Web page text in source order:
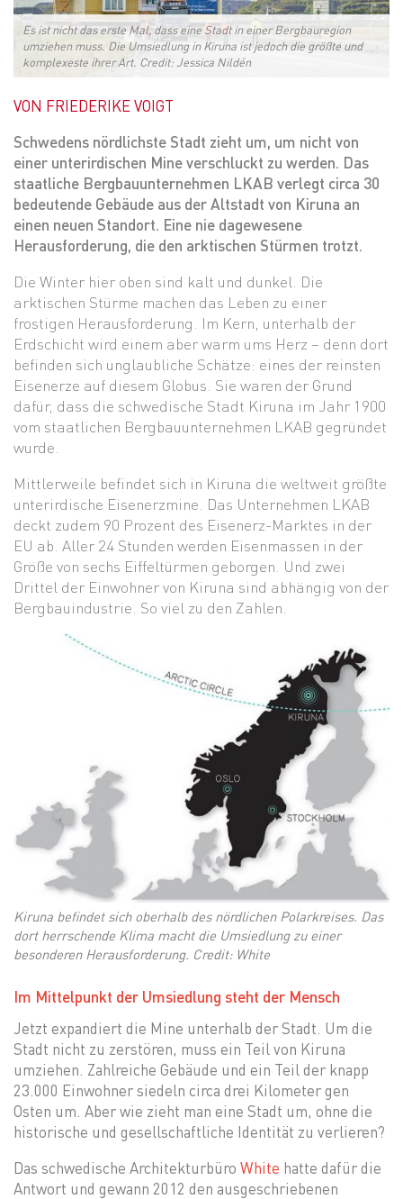
Es ist nicht das erste Mal, dass eine Stadt in einer Bergbauregion
umziehen muss. Die Umsiedlung in Kiruna ist jedoch die größte und
komplexeste ihrer Art. Credit: Jessica Nildén
VON FRIEDERIKE VOIGT
Schwedens nördlichste Stadt zieht um, um nicht von
einer unterirdischen Mine verschluckt zu werden. Das
staatliche Bergbauunternehmen LKAB verlegt circa 30
bedeutende Gebäude aus der Altstadt von Kiruna an
einen neuen Standort. Eine nie dagewesene
Herausforderung, die den arktischen Stürmen trotzt.
Die Winter hier oben sind kalt und dunkel. Die
arktischen Stürme machen das Leben zu einer
frostigen Herausforderung. Im Kern, unterhalb der
Erdschicht wird einem aber warm ums Herz – denn dort
befinden sich unglaubliche Schätze: eines der reinsten
Eisenerze auf diesem Globus. Sie waren der Grund
dafür, dass die schwedische Stadt Kiruna im Jahr 1900
vom staatlichen Bergbauunternehmen LKAB gegründet
wurde.
Mittlerweile befindet sich in Kiruna die weltweit größte
unterirdische Eisenerzmine. Das Unternehmen LKAB
deckt zudem 90 Prozent des Eisenerz-Marktes in der
EU ab. Aller 24 Stunden werden Eisenmassen in der
Größe von sechs Eiffeltürmen geborgen. Und zwei
Drittel der Einwohner von Kiruna sind abhängig von der
Bergbauindustrie. So viel zu den Zahlen.
Kiruna befindet sich oberhalb des nördlichen Polarkreises. Das
dort herrschende Klima macht die Umsiedlung zu einer
besonderen Herausforderung. Credit: White
Im Mittelpunkt der Umsiedlung steht der Mensch
Jetzt expandiert die Mine unterhalb der Stadt. Um die
Stadt nicht zu zerstören, muss ein Teil von Kiruna
umziehen. Zahlreiche Gebäude und ein Teil der knapp
23.000 Einwohner siedeln circa drei Kilometer gen
Osten um. Aber wie zieht man eine Stadt um, ohne die
historische und gesellschaftliche Identität zu verlieren?
Das schwedische Architekturbüro White hatte dafür die
Antwort und gewann 2012 den ausgeschriebenen